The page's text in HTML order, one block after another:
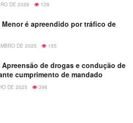
DE 2026 129
Menor é apreendido por tráfico de
DE 2025 155
Apreensão de drogas e condução de
cumprimento de mandado
DE 2025 398